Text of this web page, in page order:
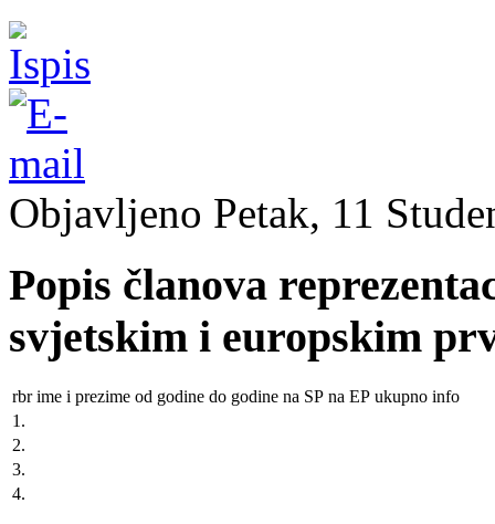
Objavljeno Petak, 11
Popis članova
svjetskim i europskim
rbr ime i prezime od godine do godine na SP na EP ukupno info
1.
2.
3.
4.